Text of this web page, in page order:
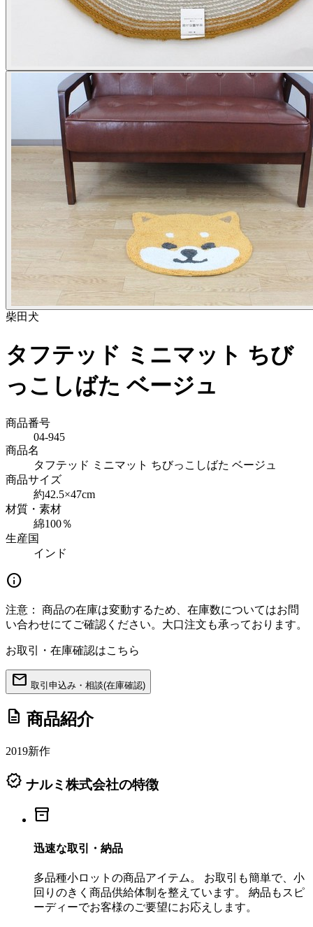
柴田 犬
タフテッド ミニマット ちび
っこしばた ベージュ
商品番号
04-945
商品名
タフテッド ミニマット ちびっこしばた ベージュ
商品サイズ
約42.5×47cm
材質・素材
綿100％
生産国
インド
info
注意：
商品の在庫は変動するため、在庫数についてはお問
い合わせにてご確認ください。大口注文も承っております。
お取引・在庫確認はこちら
mail 取引申込み・相談(在庫確認)
description 商品紹介
2019新作
verified ナルミ株式会社の特徴
inventory_2
迅速な取引・納品
多品種小ロットの商品アイテム。 お取引も簡単で、小
回りのきく商品供給体制を整えています。 納品もスピ
ーディーでお客様のご要望にお応えします。